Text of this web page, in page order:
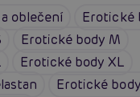
oblečení
Erotické
Erotické body M
Erotické body XL
Erotické